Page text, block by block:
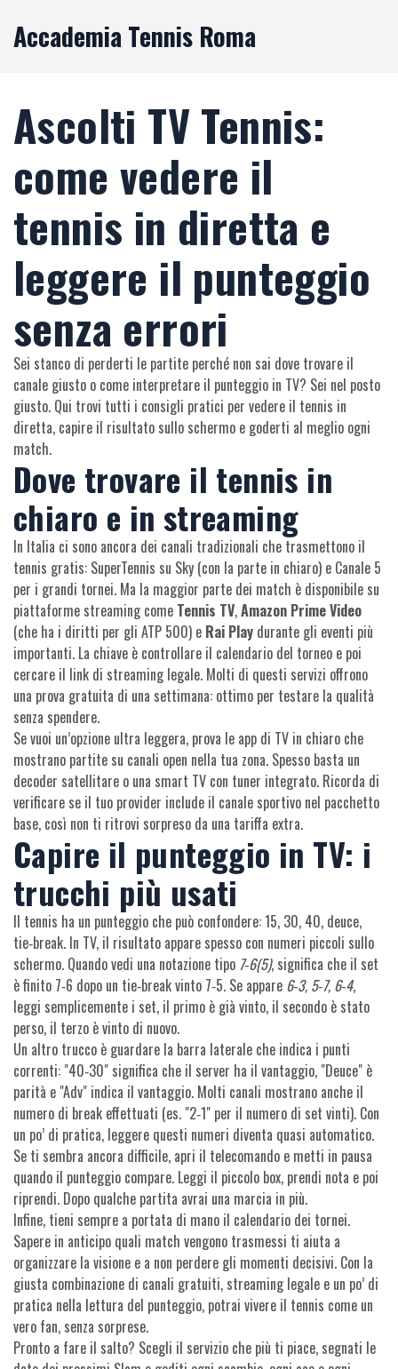
Accademia Tennis Roma
Ascolti TV Tennis:
come vedere il
tennis in diretta e
leggere il punteggio
senza errori
Sei stanco di perderti le partite perché non sai dove trovare il
canale giusto o come interpretare il punteggio in TV? Sei nel posto
giusto. Qui trovi tutti i consigli pratici per vedere il tennis in
diretta, capire il risultato sullo schermo e goderti al meglio ogni
match.
Dove trovare il tennis in
chiaro e in streaming
In Italia ci sono ancora dei canali tradizionali che trasmettono il
tennis gratis: SuperTennis su Sky (con la parte in chiaro) e Canale 5
per i grandi tornei. Ma la maggior parte dei match è disponibile su
piattaforme streaming come Tennis TV,Amazon Prime Video
(che ha i diritti per gli ATP 500) e Rai Play durante gli eventi più
importanti. La chiave è controllare il calendario del torneo e poi
cercare il link di streaming legale. Molti di questi servizi offrono
una prova gratuita di una settimana: ottimo per testare la qualità
senza spendere.
Se vuoi un’opzione ultra leggera, prova le app di TV in chiaro che
mostrano partite su canali open nella tua zona. Spesso basta un
decoder satellitare o una smart TV con tuner integrato. Ricorda di
verificare se il tuo provider include il canale sportivo nel pacchetto
base, così non ti ritrovi sorpreso da una tariffa extra.
Capire il punteggio in TV: i
trucchi più usati
Il tennis ha un punteggio che può confondere: 15, 30, 40, deuce,
tie‑break. In TV, il risultato appare spesso con numeri piccoli sullo
schermo. Quando vedi una notazione tipo 7‑6(5), significa che il set
è finito 7‑6 dopo un tie‑break vinto 7‑5. Se appare 6‑3, 5‑7, 6‑4,
leggi semplicemente i set, il primo è già vinto, il secondo è stato
perso, il terzo è vinto di nuovo.
Un altro trucco è guardare la barra laterale che indica i punti
correnti: "40‑30" significa che il server ha il vantaggio, "Deuce" è
parità e "Adv" indica il vantaggio. Molti canali mostrano anche il
numero di break effettuati (es. "2‑1" per il numero di set vinti). Con
un po’ di pratica, leggere questi numeri diventa quasi automatico.
Se ti sembra ancora difficile, apri il telecomando e metti in pausa
quando il punteggio compare. Leggi il piccolo box, prendi nota e poi
riprendi. Dopo qualche partita avrai una marcia in più.
Infine, tieni sempre a portata di mano il calendario dei tornei.
Sapere in anticipo quali match vengono trasmessi ti aiuta a
organizzare la visione e a non perdere gli momenti decisivi. Con la
giusta combinazione di canali gratuiti, streaming legale e un po’ di
pratica nella lettura del punteggio, potrai vivere il tennis come un
vero fan, senza sorprese.
Pronto a fare il salto? Scegli il servizio che più ti piace, segnati le